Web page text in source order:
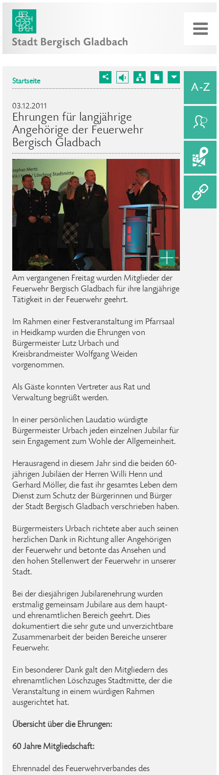
Startseite
03.12.2011
Ehrungen für langjährige
Angehörige der Feuerwehr
Bergisch Gladbach
Am vergangenen Freitag wurden Mitglieder der
Feuerwehr Bergisch Gladbach für ihre langjährige
Tätigkeit in der Feuerwehr geehrt.
Im Rahmen einer Festveranstaltung im Pfarrsaal
in Heidkamp wurden die Ehrungen von
Bürgermeister Lutz Urbach und
Kreisbrandmeister Wolfgang Weiden
vorgenommen.
Als Gäste konnten Vertreter aus Rat und
Verwaltung begrüßt werden.
In einer persönlichen Laudatio würdigte
Bürgermeister Urbach jeden einzelnen Jubilar für
sein Engagement zum Wohle der Allgemeinheit.
Herausragend in diesem Jahr sind die beiden 60-
jährigen Jubiläen der Herren Willi Henn und
Gerhard Möller, die fast ihr gesamtes Leben dem
Dienst zum Schutz der Bürgerinnen und Bürger
der Stadt Bergisch Gladbach verschrieben haben.
Bürgermeisters Urbach richtete aber auch seinen
herzlichen Dank in Richtung aller Angehörigen
der Feuerwehr und betonte das Ansehen und
den hohen Stellenwert der Feuerwehr in unserer
Stadt.
Bei der diesjährigen Jubilarenehrung wurden
erstmalig gemeinsam Jubilare aus dem haupt-
und ehrenamtlichen Bereich geehrt. Dies
dokumentiert die sehr gute und unverzichtbare
Zusammenarbeit der beiden Bereiche unserer
Feuerwehr.
Ein besonderer Dank galt den Mitgliedern des
ehrenamtlichen Löschzuges Stadtmitte, der die
Veranstaltung in einem würdigen Rahmen
ausgerichtet hat.
Übersicht über die Ehrungen:
60 Jahre Mitgliedschaft:
Ehrennadel des Feuerwehrverbandes des